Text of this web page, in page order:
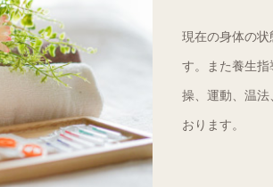
現在の身体の
す。また養生
操、運動、温
おります。